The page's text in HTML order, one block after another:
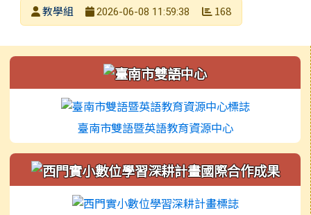
發布者
教學組
2026-06-08 11:59:38 168
左邊區域內容
臺南市雙語暨英語教育資源中心